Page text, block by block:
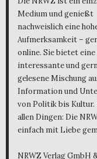
Medium und genießt
nachweislich eine
Aufmerksamkeit –
online. Sie bietet eine
interessante und
gelesene Mischung
Information und
von Politik bis Kultur.
allen Dingen: Die
einfach mit Liebe
NRWZ Verlag GmbH